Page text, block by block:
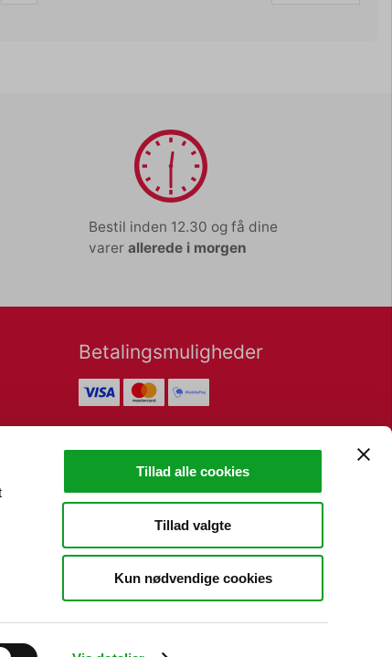
Tillad alle cookies
Tillad valgte
Kun nødvendige cookies
Bestil inden 12.30 og få dine
varer allerede i morgen
Betalingsmuligheder
Nyhedsbrev